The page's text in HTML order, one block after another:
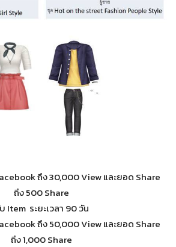
ถึง 30,000 View และยอด Share
ถึง 500 Share
Item ระยะเวลา 90 วัน
ถึง 50,000 View และยอด Share
ถึง 1,000 Share